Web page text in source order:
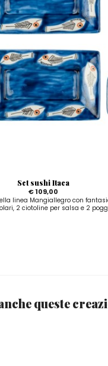
Set sushi Itaca
€ 109,00
linea Mangiallegro con
2 ciotoline per salsa e 2
queste